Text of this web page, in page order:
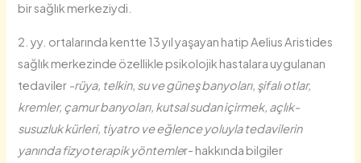
bir sağlık merkeziydi.
2. yy. ortalarında kentte 13 yıl yaşayan hatip Aelius Aristides
sağlık merkezinde özellikle psikolojik hastalara uygulanan
tedaviler -rüya, telkin, su ve güneş banyoları, şifalı otlar,
kremler, çamur banyoları, kutsal sudan içirmek, açlık-
susuzluk kürleri, tiyatro ve eğlence yoluyla tedavilerin
yanında fizyoterapik yöntemler- hakkında bilgiler